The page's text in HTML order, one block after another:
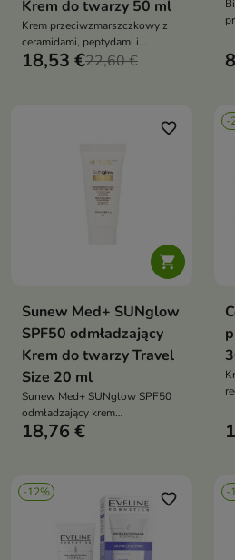
Krem do twarzy 50 ml
Krem przeciwzmarszczkowy z
ceramidami, peptydami i
resweratrolem spowalnia
18,53 €22,60 €

favorite_border
Sunew Med+ SUNglow
SPF50 odmładzający
Krem do twarzy Travel
Size 20 ml
Sunew Med+ SUNglow SPF50
odmładzający krem
przeciwsłoneczny do twarzy,
UVA UVB nowej generacji
18,76 €
-
-12% favorite_border -